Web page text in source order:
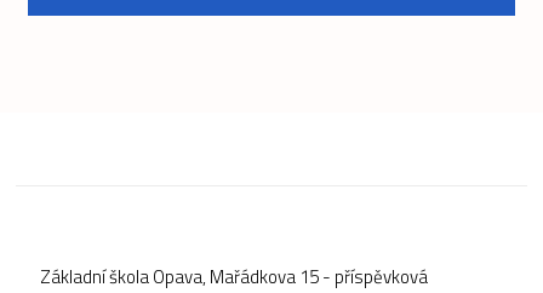
Základní škola Opava, Mařádkova 15 - příspěvková